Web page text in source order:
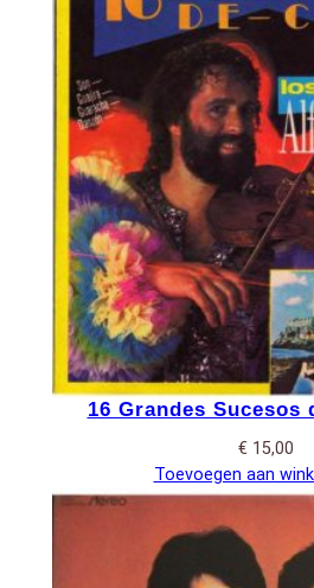
16 Grandes Sucesos
€ 15,00
Toevoegen aan